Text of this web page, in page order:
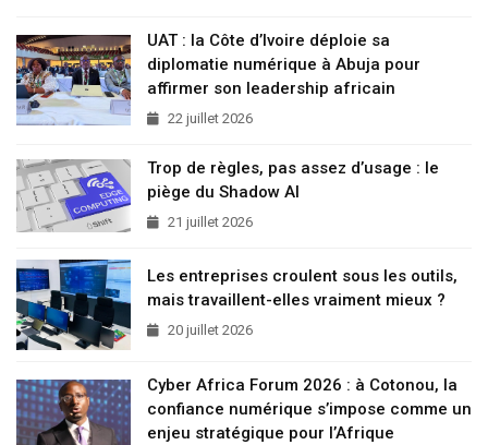
UAT : la Côte d’Ivoire déploie sa
diplomatie numérique à Abuja pour
affirmer son leadership africain
22 juillet 2026
Trop de règles, pas assez d’usage : le
piège du Shadow AI
21 juillet 2026
Les entreprises croulent sous les outils,
mais travaillent-elles vraiment mieux ?
20 juillet 2026
Cyber Africa Forum 2026 : à Cotonou, la
confiance numérique s’impose comme un
enjeu stratégique pour l’Afrique